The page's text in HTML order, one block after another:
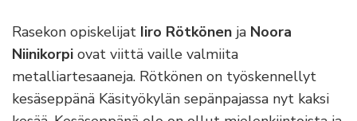
Rasekon opiskelijat Iiro Rötkönen ja Noora
Niinikorpi ovat viittä vaille valmiita
metalliartesaaneja. Rötkönen on työskennellyt
kesäseppänä Käsityökylän sepänpajassa nyt kaksi